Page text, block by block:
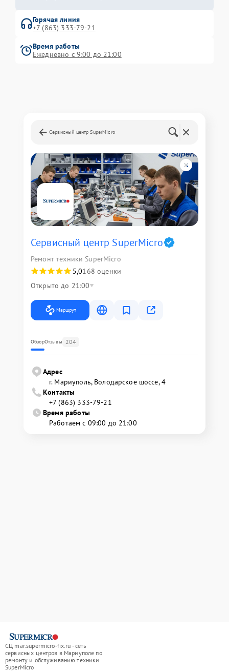
Горячая линия
+7 (863) 333-79-21
Время работы
Ежедневно с 9:00 до 21:00
Сервисный центр SuperMicro
Сервисный центр SuperMicro
Ремонт техники SuperMicro
5,0168 оценки
Открыто до 21:00
Маршрут
ОбзорОтзывы 204
Адрес
г. Мариуполь, Володарское шоссе, 4
Контакты
+7 (863) 333-79-21
Время работы
Работаем с 09:00 до 21:00
СЦ mar.supermicro-fix.ru - сеть
сервисных центров в Мариуполе по
ремонту и обслуживанию техники
SuperMicro